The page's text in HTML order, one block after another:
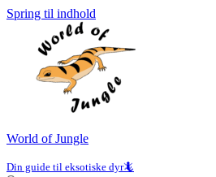
Spring til indhold
World of Jungle
Din guide til eksotiske dyr🦎